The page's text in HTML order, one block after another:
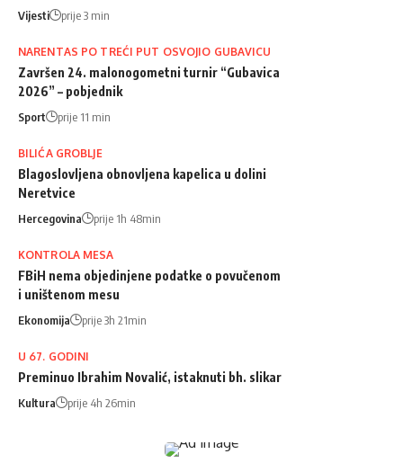
Vijesti prije 3 min
NARENTAS PO TREĆI PUT OSVOJIO GUBAVICU
Završen 24. malonogometni turnir “Gubavica
2026” – pobjednik
Sport prije 11 min
BILIĆA GROBLJE
Blagoslovljena obnovljena kapelica u dolini
Neretvice
Hercegovina prije 1h 48min
KONTROLA MESA
FBiH nema objedinjene podatke o povučenom
i uništenom mesu
Ekonomija prije 3h 21min
U 67. GODINI
Preminuo Ibrahim Novalić, istaknuti bh. slikar
Kultura prije 4h 26min